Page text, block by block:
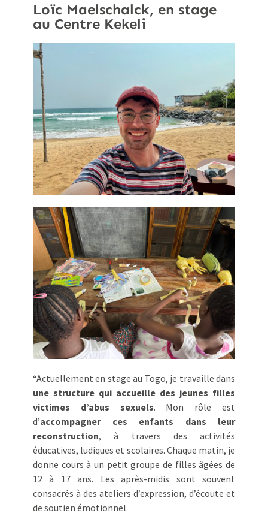
Loïc Maelschalck, en stage
au Centre Kekeli
“Actuellement en stage au Togo, je travaille dans
une structure qui accueille des jeunes filles
victimes d’abus sexuels. Mon rôle est
d’accompagner ces enfants dans leur
reconstruction, à travers des activités
éducatives, ludiques et scolaires. Chaque matin, je
donne cours à un petit groupe de filles âgées de
12 à 17 ans. Les après-midis sont souvent
consacrés à des ateliers d’expression, d’écoute et
de soutien émotionnel.